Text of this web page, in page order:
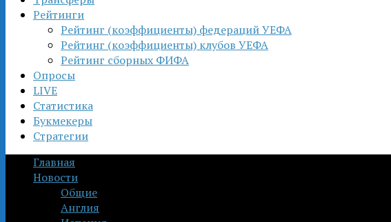
Рейтинги
Рейтинг (коэффициенты) федераций УЕФА
Рейтинг (коэффициенты) клубов УЕФА
Рейтинг сборных ФИФА
Опросы
LIVE
Статистика
Букмекеры
Стратегии
Главная
Новости
Общие
Англия